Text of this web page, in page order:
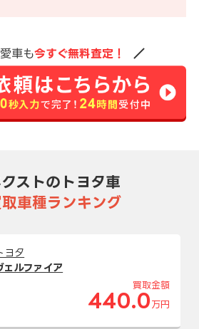
車も今すぐ無料査定！
ストのトヨタ車
車種ランキング
ヨタ
ェルファイア
買取金額
440.0 万円